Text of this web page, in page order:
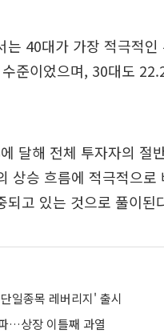
40대가 가장 적극적
준이었으며, 30대도
달해 전체 투자자의 절
상승 흐름에 적극적으로
고 있는 것으로 풀이된
일종목 레버리지' 출시
…상장 이틀째 과열